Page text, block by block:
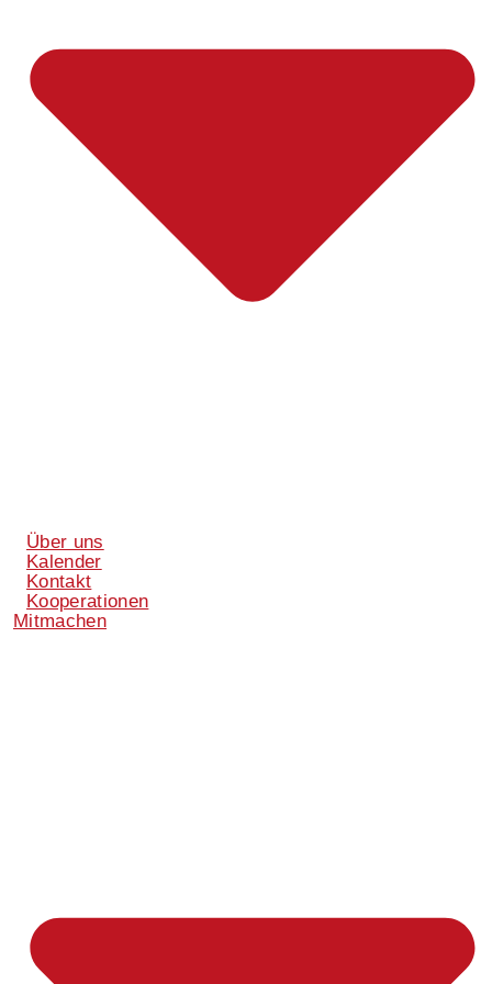
Über uns
Kalender
Kontakt
Kooperationen
Mitmachen